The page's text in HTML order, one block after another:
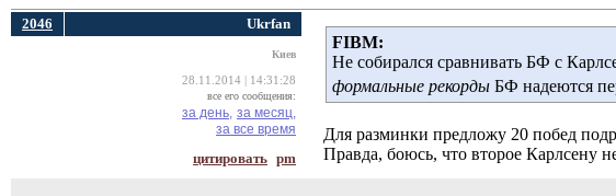
2046 Ukrfan
Киев
28.11.2014 | 14:31:28
все его сообщения:
за день, за месяц,
за все время
цитировать pm
FIBM:
Не собирался сравнивать БФ с
формальные рекорды БФ надеются
Для разминки предложу 20 побед
Правда, боюсь, что второе Карлсену